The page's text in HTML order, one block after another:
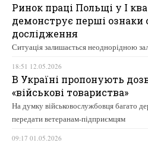
Ринок праці Польщі у І
демонструє перші ознаки
дослідження
Ситуація залишається неоднорідною
18:51 12.05.2026
В Україні пропонують
«військові товариства»
На думку військовослужбовця багато
передати ветеранам-підприємцям
09:17 01.05.2026